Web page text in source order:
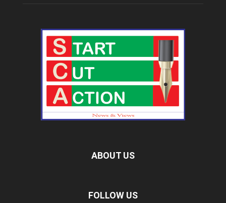
ABOUT US
FOLLOW US